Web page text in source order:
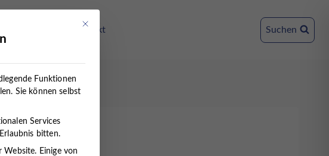
Kontakt Suchen
d)
Mit diesem Button wird der Dialog geschlossen. Seine Funktionalität ist
Funktionen
Sie können selbst
Services
bitten.
Website. Einige von